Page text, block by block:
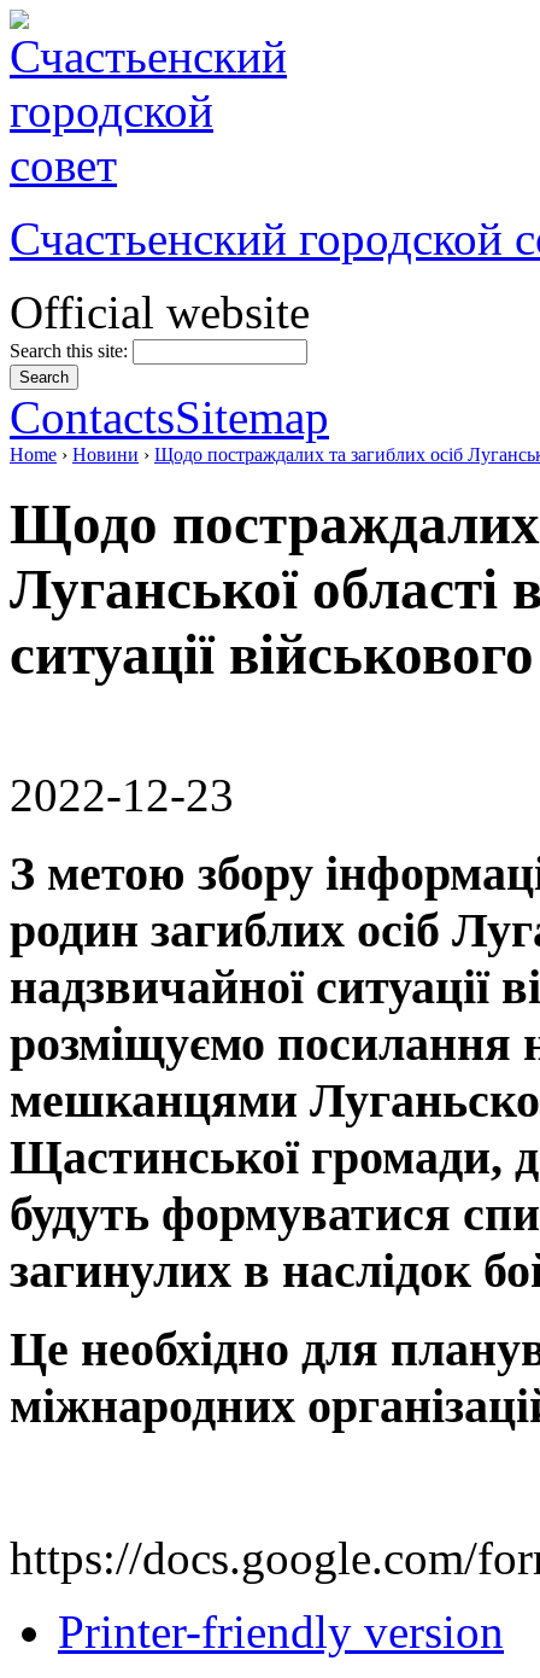
Счастьенский городской
Official website
Search this site:
ContactsSitemap
Home › Новини › Щодо постраждалих та загиблих осіб
Щодо постраждалих
Луганської області
ситуації
2022-12-23
З метою збору
родин загиблих осіб
надзвичайної ситуації
розміщуємо посилання
мешканцями
Щастинської громади,
будуть формуватися
загинулих в наслідок
Це необхідно для
міжнародних
https://docs.google.com/
Printer-friendly version